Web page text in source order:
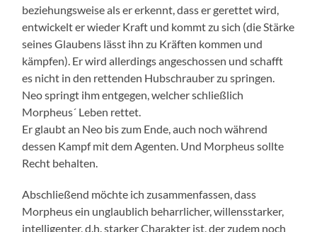
beziehungsweise als er erkennt, dass er gerettet wird,
entwickelt er wieder Kraft und kommt zu sich (die Stärke
seines Glaubens lässt ihn zu Kräften kommen und
kämpfen). Er wird allerdings angeschossen und schafft
es nicht in den rettenden Hubschrauber zu springen.
Neo springt ihm entgegen, welcher schließlich
Morpheus´ Leben rettet.
Er glaubt an Neo bis zum Ende, auch noch während
dessen Kampf mit dem Agenten. Und Morpheus sollte
Recht behalten.
Abschließend möchte ich zusammenfassen, dass
Morpheus ein unglaublich beharrlicher, willensstarker,
intelligenter, d.h. starker Charakter ist, der zudem noch